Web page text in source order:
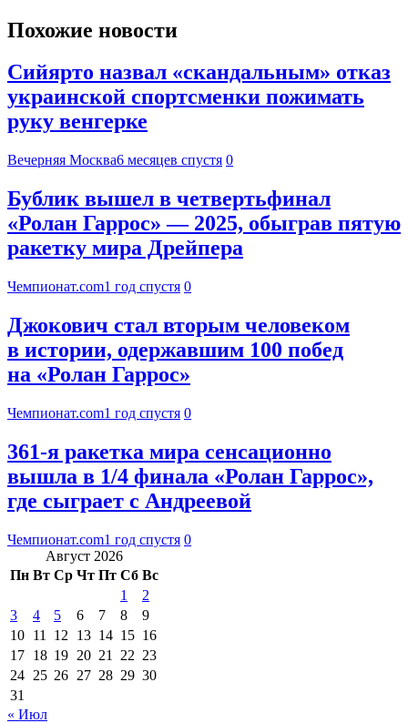
Похожие новости
Сийярто назвал «скандальным» отказ
украинской спортсменки пожимать
руку венгерке
Вечерняя Москва6 месяцев спустя 0
Бублик вышел в четвертьфинал
«Ролан Гаррос» — 2025, обыграв пятую
ракетку мира Дрейпера
Чемпионат.com1 год спустя 0
Джокович стал вторым человеком
в истории, одержавшим 100 побед
на «Ролан Гаррос»
Чемпионат.com1 год спустя 0
361-я ракетка мира сенсационно
вышла в 1/4 финала «Ролан Гаррос»,
где сыграет с Андреевой
Чемпионат.com1 год спустя 0
Август 2026
Пн Вт Ср Чт Пт Сб Вс
1
2
3
4 5 6 7 8
9
10 11 12 13 14 15 16
17 18 19 20 21 22 23
24 25 26 27 28 29 30
31
« Июл